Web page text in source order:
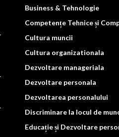
Business & Tehnologie
Competențe Tehnice și
Cultura muncii
Cultura organizationala
Dezvoltare manageriala
Dezvoltare personala
Dezvoltarea personalului
Discriminare la locul de
Educație și Dezvoltare